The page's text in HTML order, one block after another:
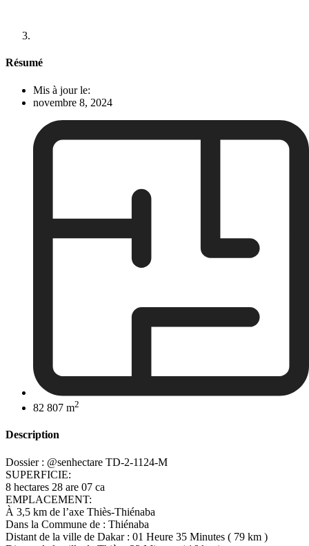
Résumé
Mis à jour le:
novembre 8, 2024
82 807 m2
Description
Dossier : @senhectare TD-2-1124-M
SUPERFICIE:
8 hectares 28 are 07 ca
EMPLACEMENT:
À 3,5 km de l’axe Thiès-Thiénaba
Dans la Commune de : Thiénaba
Distant de la ville de Dakar : 01 Heure 35 Minutes ( 79 km )